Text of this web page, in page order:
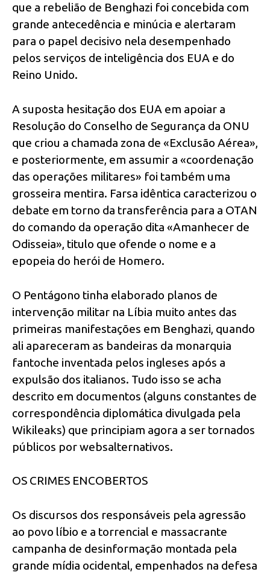
que a rebelião de Benghazi foi concebida com
grande antecedência e minúcia e alertaram
para o papel decisivo nela desempenhado
pelos serviços de inteligência dos EUA e do
Reino Unido.
A suposta hesitação dos EUA em apoiar a
Resolução do Conselho de Segurança da ONU
que criou a chamada zona de «Exclusão Aérea»,
e posteriormente, em assumir a «coordenação
das operações militares» foi também uma
grosseira mentira. Farsa idêntica caracterizou o
debate em torno da transferência para a OTAN
do comando da operação dita «Amanhecer de
Odisseia», titulo que ofende o nome e a
epopeia do herói de Homero.
O Pentágono tinha elaborado planos de
intervenção militar na Líbia muito antes das
primeiras manifestações em Benghazi, quando
ali apareceram as bandeiras da monarquia
fantoche inventada pelos ingleses após a
expulsão dos italianos. Tudo isso se acha
descrito em documentos (alguns constantes de
correspondência diplomática divulgada pela
Wikileaks) que principiam agora a ser tornados
públicos por websalternativos.
OS CRIMES ENCOBERTOS
Os discursos dos responsáveis pela agressão
ao povo líbio e a torrencial e massacrante
campanha de desinformação montada pela
grande mídia ocidental, empenhados na defesa